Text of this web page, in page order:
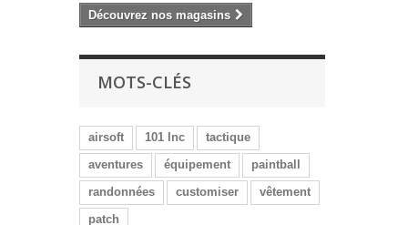
Découvrez nos magasins
MOTS-CLÉS
airsoft 101 Inc
tactique
aventures
équipement
paintball
randonnées
customiser
vêtement
patch